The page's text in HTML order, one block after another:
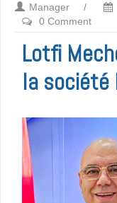
Manager /
0 Comment
Lotfi
la société